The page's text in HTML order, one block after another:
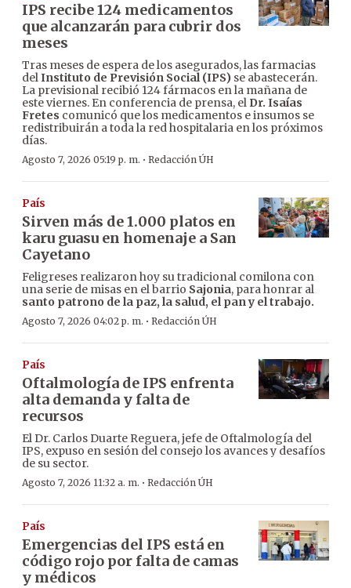
IPS recibe 124 medicamentos
que alcanzarán para cubrir dos
meses
Tras meses de espera de los asegurados, las farmacias
delInstituto de Previsión Social (IPS) se abastecerán.
La previsional recibió 124 fármacos en la mañana de
este viernes. En conferencia de prensa, el Dr. Isaías
Fretes comunicó que los medicamentos e insumos se
redistribuirán a toda la red hospitalaria en los próximos
días.
Agosto 7, 2026 05:19 p. m. · Redacción ÚH
País
Sirven más de 1.000 platos en
karu guasu en homenaje a San
Cayetano
Feligreses realizaron hoy su tradicional comilona con
una serie de misas en el barrio Sajonia, para honrar al
santo patrono de la paz, la salud, el pan y el trabajo.
Agosto 7, 2026 04:02 p. m. · Redacción ÚH
País
Oftalmología de IPS enfrenta
alta demanda y falta de
recursos
El Dr. Carlos Duarte Reguera, jefe de Oftalmología del
IPS, expuso en sesión del consejo los avances y desafíos
de su sector.
Agosto 7, 2026 11:32 a. m. · Redacción ÚH
País
Emergencias del IPS está en
código rojo por falta de camas
y médicos